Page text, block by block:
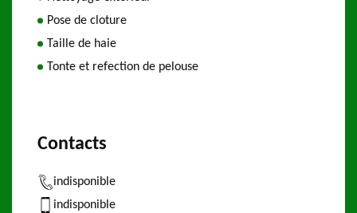
Pose de cloture
Taille de haie
Tonte et refection de pelouse
Contacts
indisponible
indisponible